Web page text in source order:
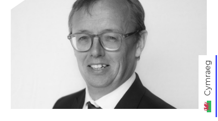
Cymraeg